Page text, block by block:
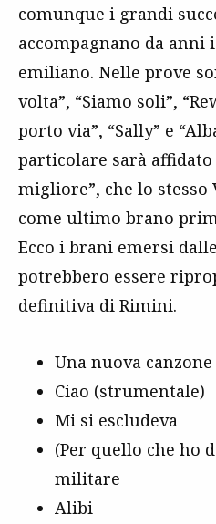
comunque i grandi
accompagnano da
emiliano. Nelle prove
volta”, “Siamo soli”,
porto via”, “Sally” e
particolare sarà affidato
migliore”, che lo stesso
come ultimo brano
Ecco i brani emersi
potrebbero essere
definitiva di Rimini.
Una nuova
Ciao (strumentale)
Mi si escludeva
(Per quello che ho
militare
Alibi